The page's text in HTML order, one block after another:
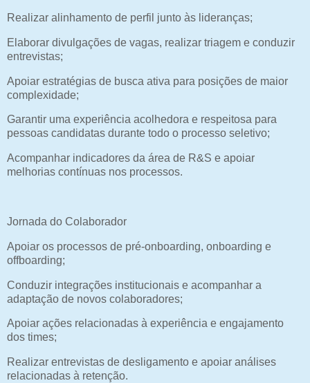
Realizar alinhamento de perfil junto às lideranças;
Elaborar divulgações de vagas, realizar triagem e conduzir
entrevistas;
Apoiar estratégias de busca ativa para posições de maior
complexidade;
Garantir uma experiência acolhedora e respeitosa para
pessoas candidatas durante todo o processo seletivo;
Acompanhar indicadores da área de R&S e apoiar
melhorias contínuas nos processos.
Jornada do Colaborador
Apoiar os processos de pré-onboarding, onboarding e
offboarding;
Conduzir integrações institucionais e acompanhar a
adaptação de novos colaboradores;
Apoiar ações relacionadas à experiência e engajamento
dos times;
Realizar entrevistas de desligamento e apoiar análises
relacionadas à retenção.